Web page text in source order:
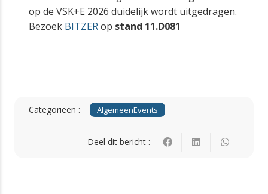
op de VSK+E 2026 duidelijk wordt uitgedragen.
Bezoek BITZERop stand 11.D081
Categorieën : AlgemeenEvents
Deel dit bericht :